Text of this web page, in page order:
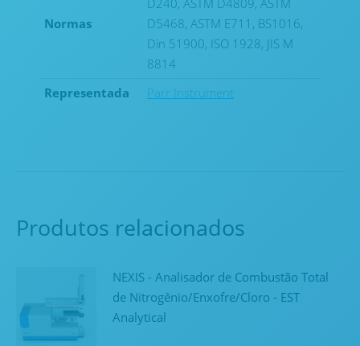
Normas
D240, ASTM D4809, ASTM
D5468, ASTM E711, BS1016,
Din 51900, ISO 1928, JIS M
8814
Representada
Parr Instrument
Produtos relacionados
NEXIS - Analisador de Combustão Total
de Nitrogênio/Enxofre/Cloro - EST
Analytical